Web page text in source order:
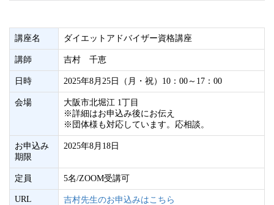
講座名 ダイエットアドバイザー資格講座
講師 吉村 千恵
日時 2025年8月25日（月・祝）10：00～17：00
会場
大阪市北堀江 1丁目
※詳細はお申込み後にお伝え
※団体様も対応しています。応相談。
お申込み
期限
2025年8月18日
定員 5名/ZOOM受講可
URL 吉村先生のお申込みはこちら